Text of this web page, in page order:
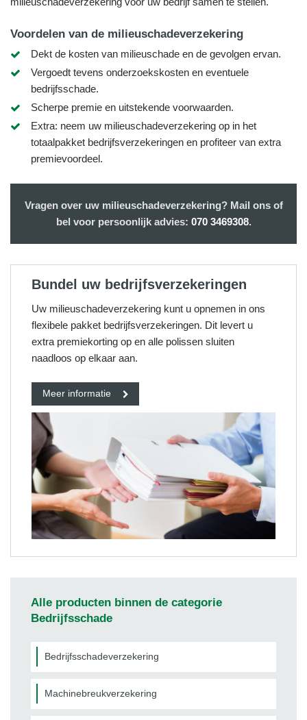
Voordelen van de milieuschadeverzekering
Dekt de kosten van milieuschade en de gevolgen ervan.
Vergoedt tevens onderzoekskosten en eventuele
bedrijfsschade.
Scherpe premie en uitstekende voorwaarden.
Extra: neem uw milieuschadeverzekering op in het
totaalpakket bedrijfsverzekeringen en profiteer van extra
premievoordeel.
Vragen over uw milieuschadeverzekering? Mail ons of
bel voor persoonlijk advies: 070 3469308.
Bundel uw bedrijfsverzekeringen
Uw milieuschadeverzekering kunt u opnemen in ons
flexibele pakket bedrijfsverzekeringen. Dit levert u
extra premiekorting op en alle polissen sluiten
naadloos op elkaar aan.
Meer informatie
Alle producten binnen de categorie
Bedrijfsschade
Bedrijfsschadeverzekering
Machinebreukverzekering